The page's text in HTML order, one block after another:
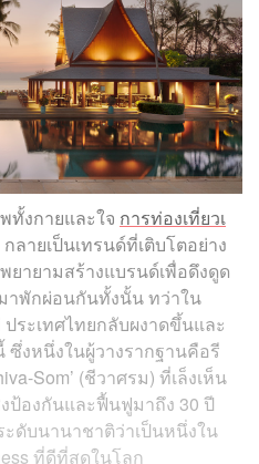
งกายและใจ การท่องเที่ยวเ
ลายเป็นเทรนด์ที่เติบโตอย่าง
ยายามสร้างแบรนด์เพื่อดึงดูด
าพักผ่อนกันทั้งนั้น ทว่าใน
ระเทศไทยกลับผงาดขึ้นและ
งหนึ่งในผู้วางรากฐานคือรี
Som’ (ชีวาศรม) ที่เล็งเห็น
องกันและฟื้นฟูมาถึง 30 ปี
ดับนานาชาติว่าเป็นหนึ่งใน
ที่ดีที่สุดในโลก